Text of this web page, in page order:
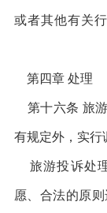
或者其他有关
第四章
第十六条 旅
有规定外，
旅游投诉处
愿、合法的原